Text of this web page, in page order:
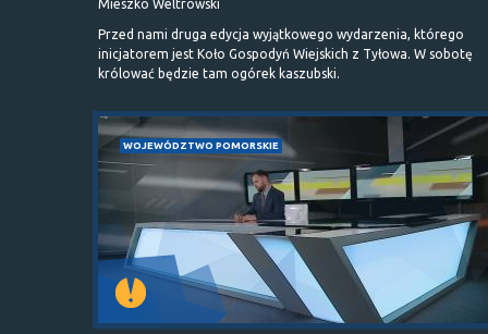
Mieszko Weltrowski
Przed nami druga edycja wyjątkowego wydarzenia, którego
inicjatorem jest Koło Gospodyń Wiejskich z Tyłowa. W sobotę
królować będzie tam ogórek kaszubski.
WOJEWÓDZTWO POMORSKIE